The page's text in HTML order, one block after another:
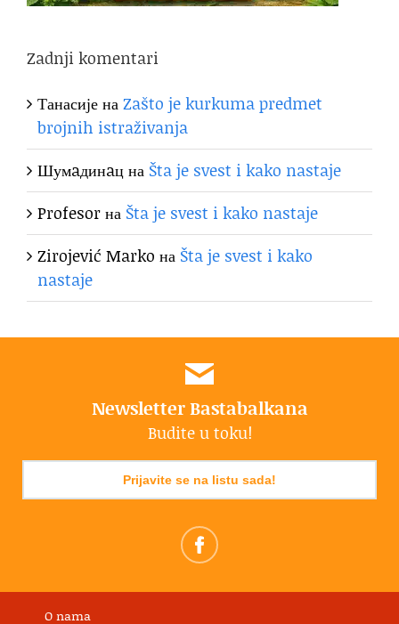
Zadnji komentari
ТанасијенаZašto je kurkuma predmet
brojnih istraživanja
Шумaдинaцна Šta je svest i kako nastaje
Profesorна Šta je svest i kako nastaje
Zirojević Marko на Šta je svest i kako
nastaje
Newsletter Bastabalkana
Budite u toku!
Prijavite se na listu sada!
O nama